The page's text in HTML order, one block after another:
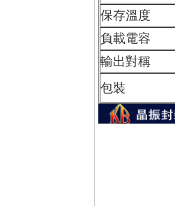
保存溫度
負載電容
輸出對稱
包裝